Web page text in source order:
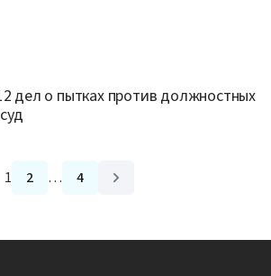
дел о пытках против должностных
1 2 … 4